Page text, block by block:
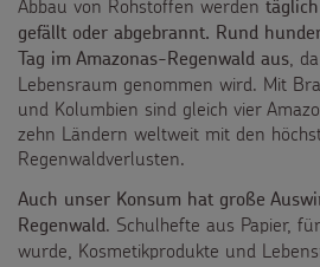
Testamentsspende
FAQ Spenden
Abbau von Rohstoffen werden
gefällt oder abgebrannt. Rund
Tag im Amazonas-Regenwald aus,
Lebensraum genommen wird. Mit
und Kolumbien sind gleich vier
zehn Ländern weltweit mit den
Regenwaldverlusten.
Auch unser Konsum hat große
Regenwald. Schulhefte aus Papier,
wurde, Kosmetikprodukte und